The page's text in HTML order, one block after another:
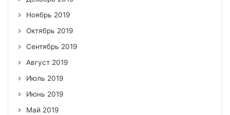
Ноябрь 2019
Октябрь 2019
Сентябрь 2019
Август 2019
Июль 2019
Июнь 2019
Май 2019